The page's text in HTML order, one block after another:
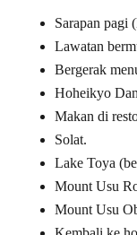
Sarapan pagi
Lawatan
Bergerak
Hoheikyo
Makan di
Solat.
Lake Toya
Mount Usu
Mount Usu